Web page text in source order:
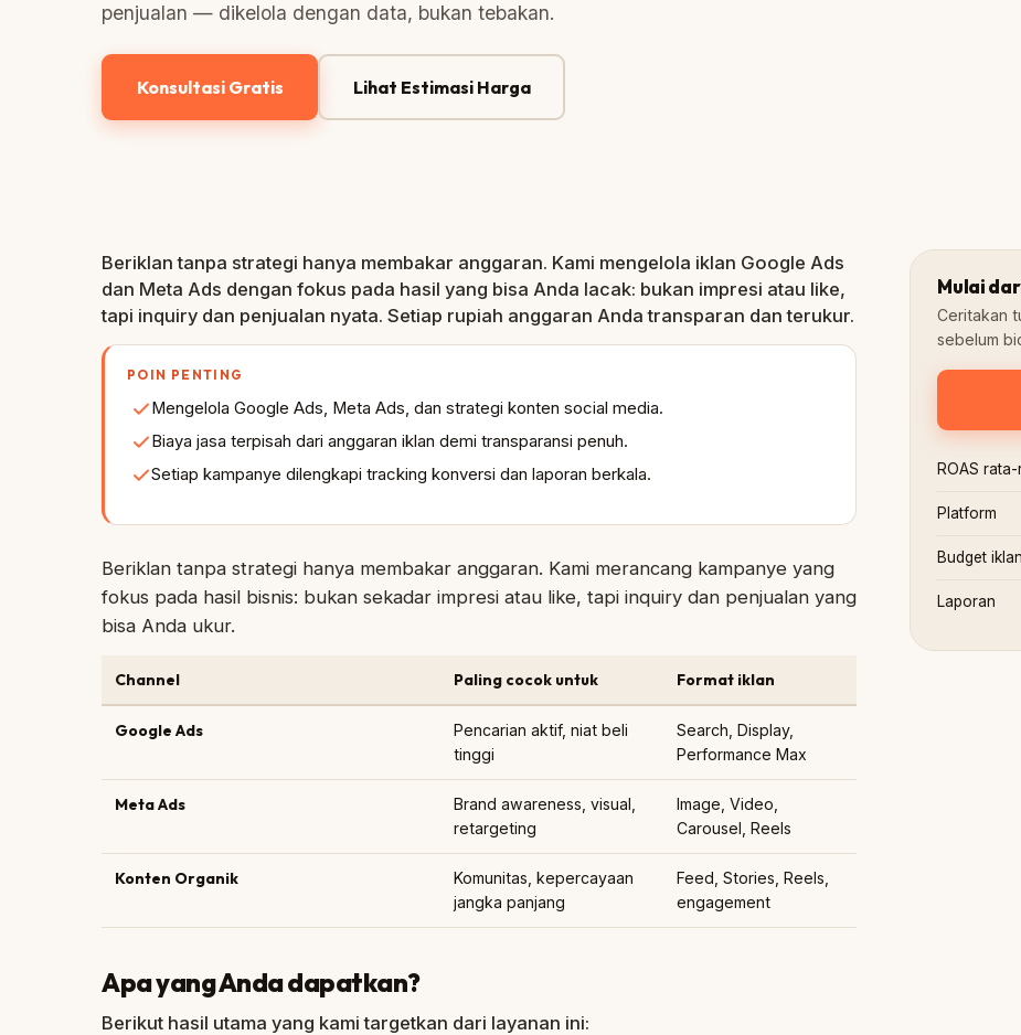
penjualan — dikelola dengan data, bukan tebakan.
Konsultasi Gratis Lihat Estimasi Harga
Beriklan tanpa strategi hanya membakar anggaran. Kami mengelola iklan Google Ads
dan Meta Ads dengan fokus pada hasil yang bisa Anda lacak: bukan impresi atau like,
tapi inquiry dan penjualan nyata. Setiap rupiah anggaran Anda transparan dan terukur.
POIN PENTING
Mengelola Google Ads, Meta Ads, dan strategi konten social media.
Biaya jasa terpisah dari anggaran iklan demi transparansi penuh.
Setiap kampanye dilengkapi tracking konversi dan laporan berkala.
Beriklan tanpa strategi hanya membakar anggaran. Kami merancang kampanye yang
fokus pada hasil bisnis: bukan sekadar impresi atau like, tapi inquiry dan penjualan yang
bisa Anda ukur.
Channel Paling cocok untuk Format iklan
Google Ads
Pencarian aktif, niat beli
tinggi
Search, Display,
Performance Max
Meta Ads
Brand awareness, visual,
retargeting
Image, Video,
Carousel, Reels
Konten Organik
Komunitas, kepercayaan
jangka panjang
Feed, Stories, Reels,
engagement
Apa yang Anda dapatkan?
Berikut hasil utama yang kami targetkan dari layanan ini:
Mulai
Ceritakan
sebelum
ROAS
Platform
Budget iklan
Laporan